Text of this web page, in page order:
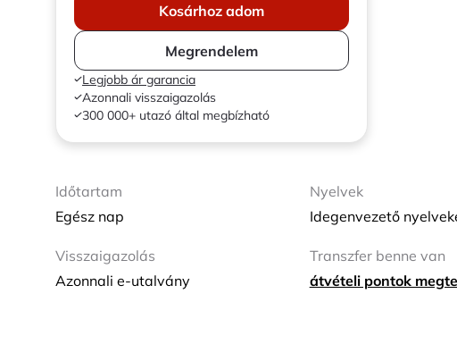
Kosárhoz adom
Megrendelem
Legjobb ár garancia
Azonnali visszaigazolás
300 000+ utazó által megbízható
Időtartam
Egész nap
Nyelvek
Idegenvezető
Visszaigazolás
Azonnali e-utalvány
Transzfer benne van
átvételi pontok